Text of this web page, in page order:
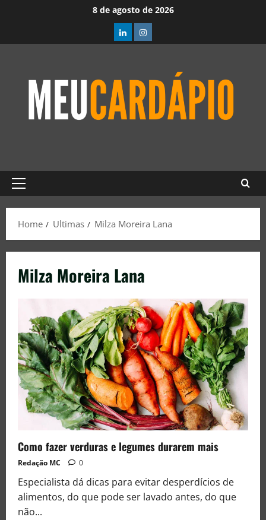
8 de agosto de 2026
Home Ultimas Milza Moreira Lana
Milza Moreira Lana
Como fazer verduras e legumes durarem mais
Redação MC 0
Especialista dá dicas para evitar desperdícios de
alimentos, do que pode ser lavado antes, do que
não...